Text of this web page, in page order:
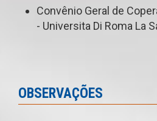
Convênio Geral de
- Universita Di Roma La
OBSERVAÇÕES